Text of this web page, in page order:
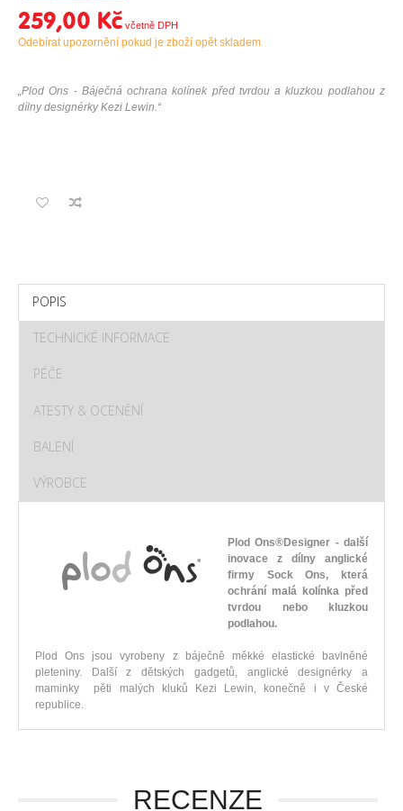
259,00 Kč
Odebírat upozornění pokud je zboží opět skladem
„Plod Ons - Báječná ochrana kolínek před tvrdou a kluzkou podlahou z
dílny designérky Kezi Lewin.“
POPIS
TECHNICKÉ INFORMACE
PÉČE
ATESTY & OCENĚNÍ
BALENÍ
VÝROBCE
Plod Ons®Designer - další
inovace z dílny anglické
firmy Sock Ons, která
ochrání malá kolínka před
tvrdou nebo kluzkou
podlahou.
Plod Ons jsou vyrobeny z báječně měkké elastické bavlněné
pleteniny. Další z dětských gadgetů, anglické designérky a
maminky pěti malých kluků Kezi Lewin, konečně i v České
republice.
RECENZE